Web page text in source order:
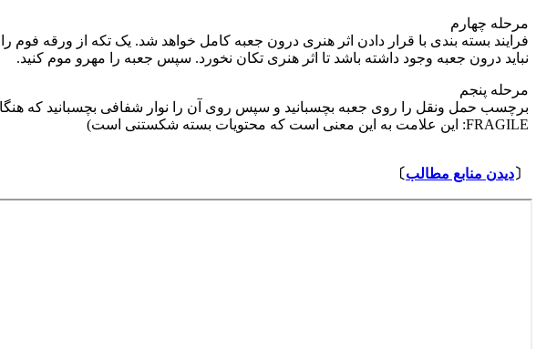
مرحله چهارم
فرایند بسته بندی با قرار دادن اثر هنری درون جعبه کامل خواهد شد. یک تکه از ورقه فوم
نباید درون جعبه وجود داشته باشد تا اثر هنری تکان نخورد. سپس جعبه را مهرو موم کنید.
مرحله پنجم
برچسب حمل ونقل را روی جعبه بچسبانید و سپس روی آن را نوار شفافی بچسبانید که
FRAGILE: این علامت به این معنی است که محتویات بسته شکستنی است)
〔دیدن منابع مطالب〕